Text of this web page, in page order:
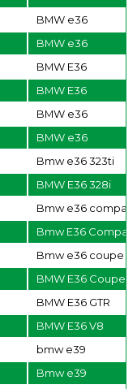
BMW e36
BMW e36
BMW E36
BMW E36
BMW e36
BMW e36
Bmw e36 323ti
BMW E36 328i
Bmw e36
Bmw E36
Bmw e36 coupe
BMW E36 Coupe
BMW E36 GTR
BMW E36 V8
bmw e39
Bmw e39